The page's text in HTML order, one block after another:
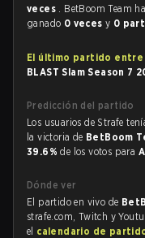
veces . BetBoom Team
ganado 0 vecesy 0
El último partido entre
BLAST Slam Season 7
Predicción del partido
Los usuarios de Strafe
la victoria de BetBoom
39.6%de los votos para
Dónde ver
El partido en vivo de
strafe.com, Twitch y
el calendario de